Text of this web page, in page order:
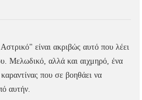
είναι ακριβώς αυτό που λέει
Μελωδικό, αλλά και αιχμηρό, ένα
που σε βοηθάει να
αυτήν.